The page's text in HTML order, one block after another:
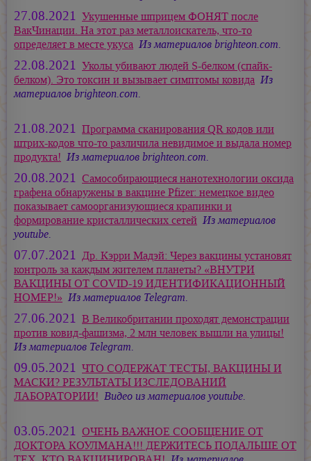
27.08.2021 Укушенные шприцем ФОНЯТ после
ВакЧинации. На этот раз металлоискатель, что-то
определяет в месте укуса Из материалов brighteon.com.
22.08.2021 Уколы убивают людей S-белком (спайк-
белком). Это токсин и вызывает симптомы ковида Из
материалов brighteon.com.
21.08.2021 Программа сканирования QR кодов или
штрих-кодов что-то различила невидимое и выдала номер
продукта! Из материалов brighteon.com.
20.08.2021 Самособирающиеся нанотехнологии оксида
графена обнаружены в вакцине Pfizer: немецкое видео
показывает самоорганизующиеся крапинки и
формирование кристаллических сетей Из материалов
youtube.
07.07.2021 Др. Кэрри Мадэй: Через вакцины установят
контроль за каждым жителем планеты? «ВНУТРИ
ВАКЦИНЫ ОТ COVID-19 ИДЕНТИФИКАЦИОННЫЙ
НОМЕР!» Из материалов Telegram.
27.06.2021 В Великобритании проходят демонстрации
против ковид-фашизма, 2 млн человек вышли на улицы!
Из материалов Telegram.
09.05.2021 ЧТО СОДЕРЖАТ ТЕСТЫ, ВАКЦИНЫ И
МАСКИ? РЕЗУЛЬТАТЫ ИЗСЛЕДОВАНИЙ
ЛАБОРАТОРИИ! Видео из материалов youtube.
03.05.2021 ОЧЕНЬ ВАЖНОЕ СООБЩЕНИЕ ОТ
ДОКТОРА КОУЛМАНА!!! ДЕРЖИТЕСЬ ПОДАЛЬШЕ ОТ